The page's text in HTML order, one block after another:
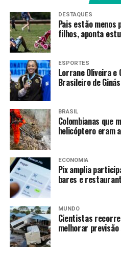
“É um
associar a
da economia
insumos
por meio de
viole a
disse o texto.
A decisão do USTR é
práticas comerciais desleais
mecanismo da Lei de
que permite investigar e
práticas comerciais ou
injustas ou prejudiciais aos
americanos.
O governo do
busca restabelecer tarifas de
foramanuladas por decisão
DESTAQUES
Pais estão menos
filhos, aponta
ESPORTES
Lorrane Oliveira e
Brasileiro de
BRASIL
Colombianas que
helicóptero eram
ECONOMIA
Pix amplia
bares e
MUNDO
Cientistas
melhorar